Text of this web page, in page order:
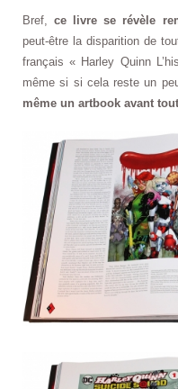
Bref,ce livre se révèle
peut-être la disparition de
français « Harley Quinn
même si si cela reste un
même un artbook avant